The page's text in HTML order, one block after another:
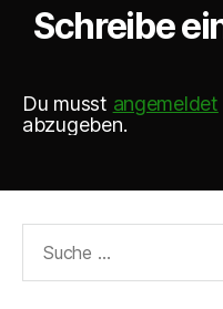
Schreibe
Du musst angemeldet
abzugeben.
nach: